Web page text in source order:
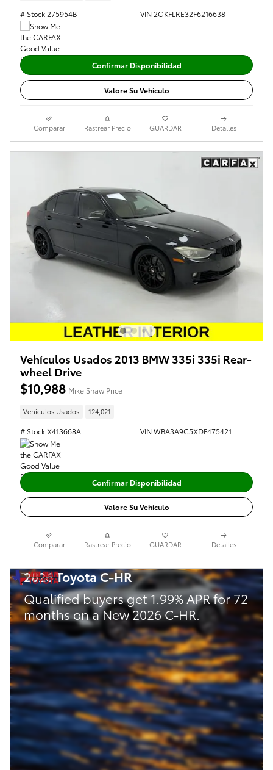
# Stock 275954B VIN 2GKFLRE32F6216638
Confirmar Disponibilidad
Valore Su Vehículo
Comparar Rastrear Precio GUARDAR Detalles
Vehículos Usados 2013 BMW 335i 335i Rear-
wheel Drive
$10,988 Mike Shaw Price
Vehículos Usados 124,021
# Stock X413668A VIN WBA3A9C5XDF475421
Confirmar Disponibilidad
Valore Su Vehículo
Comparar Rastrear Precio GUARDAR Detalles
2026 Toyota C-HR
Qualified buyers get 1.99% APR for 72
months on a New 2026 C-HR.